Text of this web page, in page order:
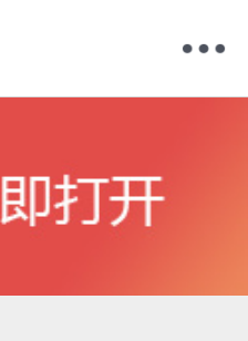
我的当当